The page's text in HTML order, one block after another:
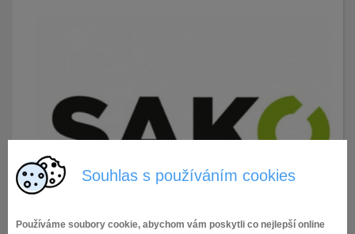
Souhlas s používáním cookies
Používáme soubory cookie, abychom vám poskytli co nejlepší online